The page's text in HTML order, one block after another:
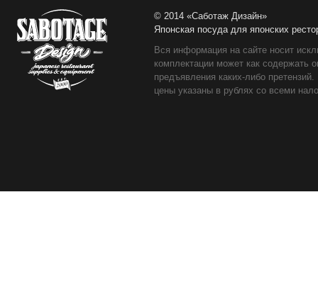
© 2014 «Саботаж Дизайн»
Японская посуда для японских
Вся информация на сайте носит
комплектации может как содержать
предъявления каких-либо
цены указаны в рублях со всеми